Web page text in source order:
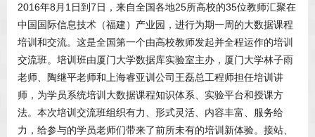
2016年8月1日到7日，来自全国各地25所高校的35位教师汇聚在
中国国际信息技术（福建）产业园，进行为期一周的大数据课程
培训和交流。这是全国第一个由高校教师发起并全程运作的培训
交流班。培训班由厦门大学数据库实验室主办，厦门大学林子雨
老师、陶继平老师和上海睿亚训公司王磊总工程师担任培训讲
师，为学员系统培训大数据课程知识体系、实验平台和授课方
法。本次培训交流班组织有力、形式灵活、内容丰富、服务给
力，给参与的学员老师们带来了前所未有的培训新体验。接站、